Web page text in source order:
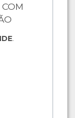
.